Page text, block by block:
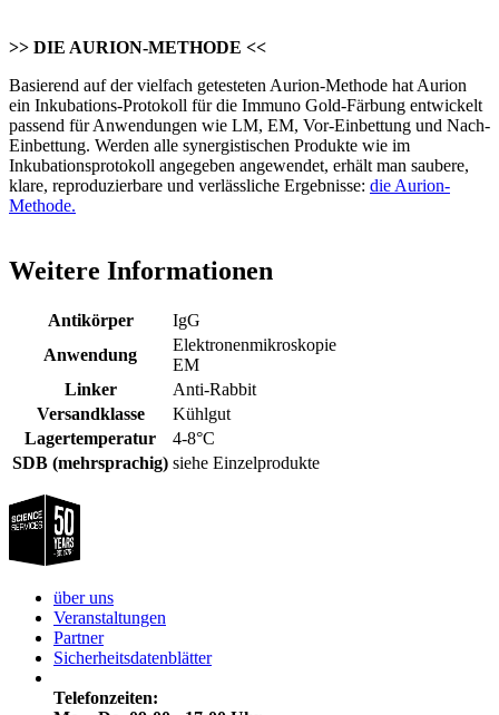
>> DIE AURION-METHODE <<
Basierend auf der vielfach getesteten Aurion-Methode hat Aurion
ein Inkubations-Protokoll für die Immuno Gold-Färbung entwickelt
passend für Anwendungen wie LM, EM, Vor-Einbettung und Nach-
Einbettung. Werden alle synergistischen Produkte wie im
Inkubationsprotokoll angegeben angewendet, erhält man saubere,
klare, reproduzierbare und verlässliche Ergebnisse: die Aurion-
Methode.
Weitere Informationen
Antikörper
IgG
Anwendung
Elektronenmikroskopie
EM
Linker
Anti-Rabbit
Versandklasse
Kühlgut
Lagertemperatur
4-8°C
SDB (mehrsprachig) siehe Einzelprodukte
über uns
Veranstaltungen
Partner
Sicherheitsdatenblätter
Telefonzeiten: